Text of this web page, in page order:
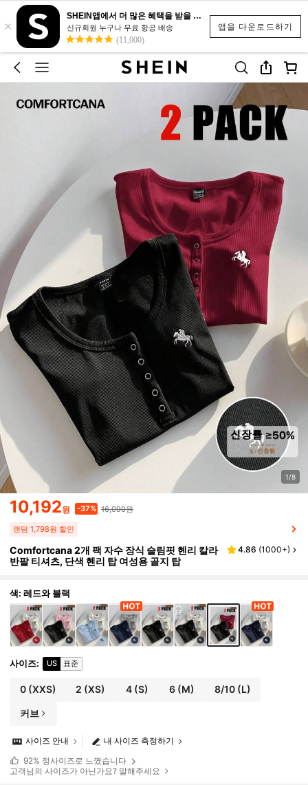
앱을 다운로드하기
×
SHEIN앱에서 더 많은 혜택을 받을 수 있어요.
신규회원 누구나 무료 항공 배송
(11,000)
1/8
10,192원 -37% 16,090원
랜덤 1,798원 할인
Comfortcana 2개 팩 자수 장식 슬림핏 헨리 칼라
반팔 티셔츠, 단색 헨리 탑 여성용 골지 탑
4.86 (1000+)
색: 레드와 블랙
사이즈: US 표준
0(XXS) 2 (XS) 4 (S) 6 (M) 8/10 (L)
커브
내 사이즈 측정하기
사이즈 안내
92% 정사이즈로 느꼈습니다
고객님의 사이즈가 아닌가요? 말해주세요